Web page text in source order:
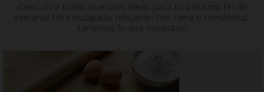
¡Descubre todas nuestras ideas para tu próximo fin de
semana! Una escapada relajante, con cena o romántica:
¡tenemos lo que necesitas!